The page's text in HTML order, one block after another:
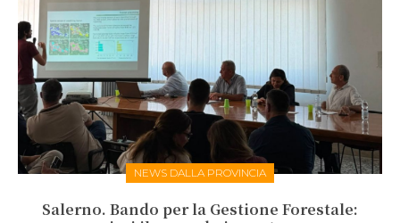
NEWS DALLA PROVINCIA
Salerno. Bando per la Gestione Forestale: